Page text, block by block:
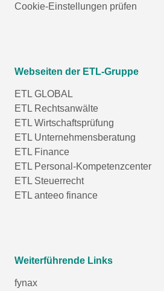
Cookie-Einstellungen prüfen
Webseiten der ETL-Gruppe
ETL GLOBAL
ETL Rechtsanwälte
ETL Wirtschaftsprüfung
ETL Unternehmensberatung
ETL Finance
ETL Personal-Kompetenzcenter
ETL Steuerrecht
ETL anteeo finance
Weiterführende Links
fynax